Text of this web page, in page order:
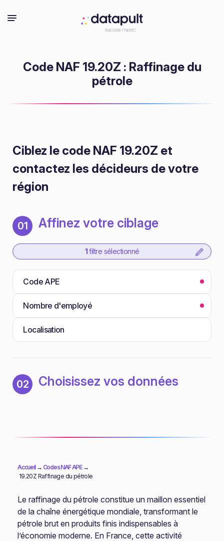
Code NAF 19.20Z : Raffinage du
pétrole
Ciblez le code NAF 19.20Z et
contactez les décideurs de votre
région
01 Affinez votre ciblage
1 filtre sélectionné
Code APE
Nombre d'employé
Localisation
02 Choisissez vos données
Accueil→ Codes NAF APE→
19.20Z Raffinage du pétrole
Le raffinage du pétrole constitue un maillon essentiel
de la chaîne énergétique mondiale, transformant le
pétrole brut en produits finis indispensables à
l’économie moderne. En France, cette activité